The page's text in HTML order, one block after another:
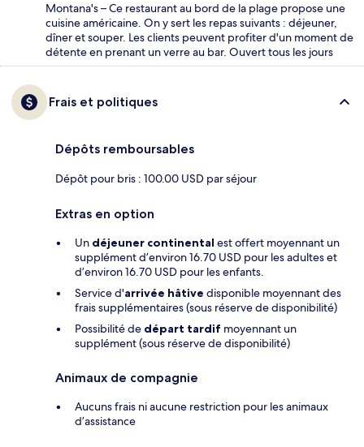
Montana's – Ce restaurant au bord de la plage propose une
cuisine américaine. On y sert les repas suivants : déjeuner,
dîner et souper. Les clients peuvent profiter d'un moment de
détente en prenant un verre au bar. Ouvert tous les jours
Frais et politiques
Dépôts remboursables
Dépôt pour bris : 100.00 USD par séjour
Extras en option
Un déjeuner continental est offert moyennant un
supplément d’environ 16.70 USD pour les adultes et
d’environ 16.70 USD pour les enfants.
Service d'arrivée hâtive disponible moyennant des
frais supplémentaires (sous réserve de disponibilité)
Possibilité de départ tardif moyennant un
supplément (sous réserve de disponibilité)
Animaux de compagnie
Aucuns frais ni aucune restriction pour les animaux
d’assistance